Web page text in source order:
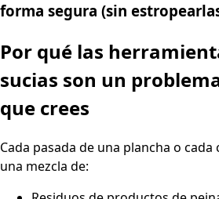
forma segura (sin
Por qué las
sucias son un
que crees
Cada pasada de una plancha o
una mezcla de: